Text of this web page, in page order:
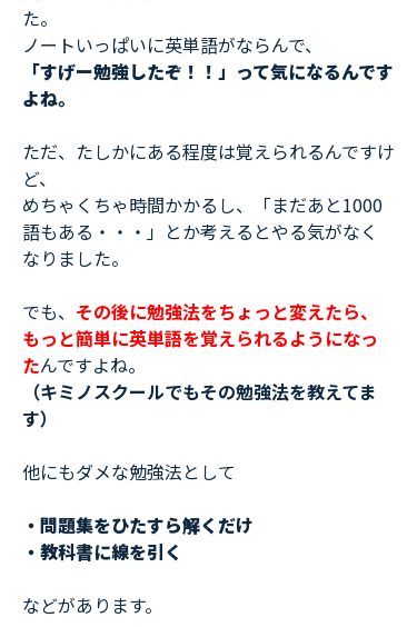
た。
ノートいっぱいに英単語がならんで、
「すげー勉強したぞ！！」って気になるんです
よね。
ただ、たしかにある程度は覚えられるんですけ
ど、
めちゃくちゃ時間かかるし、「まだあと1000
語もある・・・」とか考えるとやる気がなく
なりました。
でも、 その後に勉強法をちょっと変えたら、
もっと簡単に英単語を覚えられるようになっ
たんですよね。
（キミノスクールでもその勉強法を教えてま
す）
他にもダメな勉強法として
・問題集をひたすら解くだけ
・教科書に線を引く
などがあります。